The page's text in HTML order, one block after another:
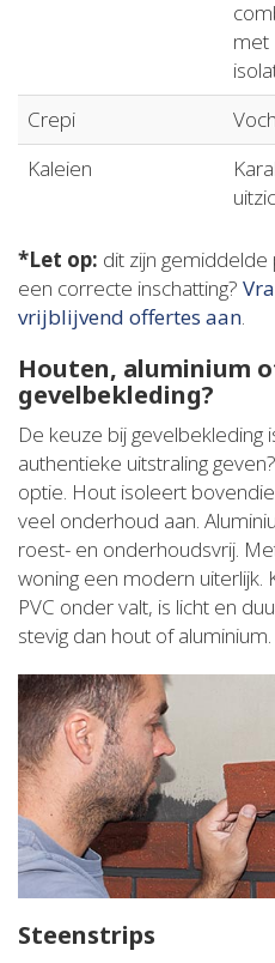
met
Crepi
Kaleien
*Let op: dit zijn gemiddelde
een correcte inschatting?
vrijblijvend offertes aan.
Houten, aluminium
gevelbekleding?
De keuze bij gevelbekleding
authentieke uitstraling
optie. Hout isoleert
veel onderhoud aan.
roest- en onderhoudsvrij.
woning een modern uiterlijk.
PVC onder valt, is licht en
stevig dan hout of aluminium.
Steenstrips